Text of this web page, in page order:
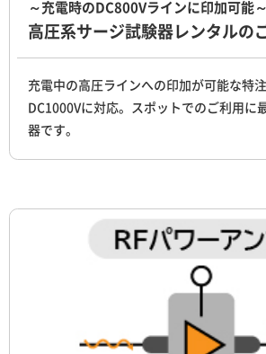
～充電時のDC800Vラインに印加可能～
高圧系サージ試験器レンタルの
充電中の高圧ラインへの印加が可能な特
DC1000Vに対応。スポットでのご利用に
器です。